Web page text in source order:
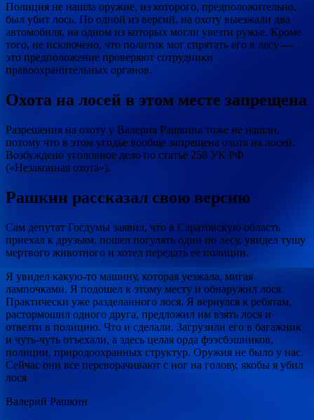
Полиция не нашла оружие, из которого, предположительно,
был убит лось. По одной из версий, на охоту выезжали два
автомобиля, на одном из которых могли увезти ружье. Кроме
того, не исключено, что политик мог спрятать его в лесу —
это предположение проверяют сотрудники
правоохранительных органов.
Охота на лосей в этом месте запрещена
Разрешения на охоту у Валерия Рашкина тоже не нашли,
потому что в этом угодье вообще запрещена охота на лосей.
Возбуждено уголовное дело по статье 258 УК РФ
(«Незаконная охота»).
Рашкин рассказал свою версию
Сам депутат Госдумы заявил, что в Саратовскую область
приехал к друзьям, пошел погулять один по лесу, увидел тушу
мертвого животного и хотел передать ее полиции.
Я увидел какую-то машину, которая уезжала, мигая
лампочками. Я подошел к этому месту и обнаружил лося.
Практически уже разделанного лося. Я вернулся к ребятам,
растормошил одного друга, предложил им взять лося и
отвезти в полицию. Что и сделали. Загрузили его в багажник
и чуть-чуть отъехали, а здесь целая орда фээсбэшников,
полиции, природоохранных структур. Оружия не было у нас.
Сейчас они все переворачивают с ног на голову, якобы я убил
лося
Валерий Рашкин